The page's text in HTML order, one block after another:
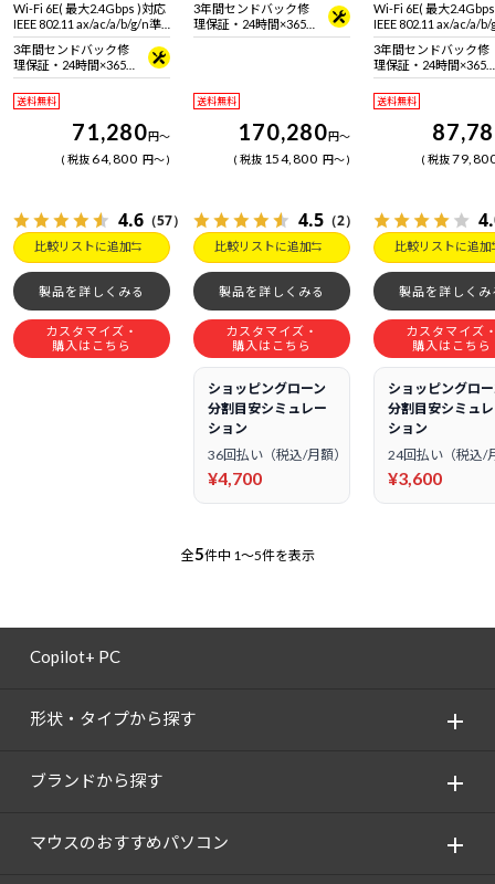
Wi-Fi 6E( 最大2.4Gbps )対応
IEEE 802.11 ax/ac/a/b/g/n準
拠 ＋ Bluetooth 5内蔵
3年間センドバック修
理保証・24時間×365
日電話サポート
送料無料
71,280円～
税抜 64,800 円～
4.6 （57）
比較リストに追加
製品を詳しくみる
カスタマイズ・
購入はこちら
3年間センドバック修
理保証・24時間×365
日電話サポート
送料無料
170,280円～
税抜 154,800 円～
4.5 （2）
比較リストに追加
製品を詳しくみる
カスタマイズ・
購入はこちら
ショッピングローン
分割目安シミュレー
ション
36回払い（税込/月額）
¥4,700
Wi-Fi 6E( 最大
IEEE 802.11 ax/ac/a/
拠 ＋ Bluetooth 5内蔵
3年間センドバック修
理保証・24時間×365
日電話サポート
送料無料
税抜
比較リストに追加
製品を詳しくみ
カスタマイズ
購入はこちら
ショッピングロ
分割目安シミュ
ション
24回払い（税込/
¥3,600
全5件中 1～5件を表示
Copilot+ PC
形状・タイプから探す
ブランドから探す
マウスのおすすめパソコン